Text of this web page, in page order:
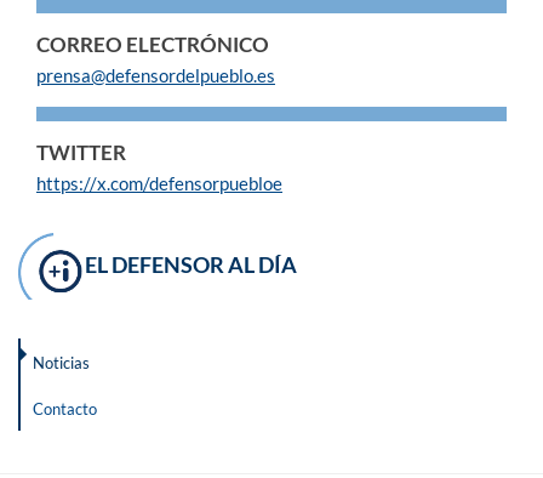
CORREO ELECTRÓNICO
prensa@defensordelpueblo.es
TWITTER
https://x.com/defensorpuebloe
EL DEFENSOR AL DÍA
Noticias
Contacto